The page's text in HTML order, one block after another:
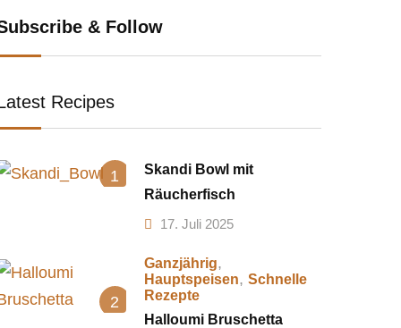
& Follow
Recipes
1
Skandi Bowl mit
Räucherfisch
17. Juli 2025
2
Ganzjährig,
Hauptspeisen, Schnelle
Rezepte
Halloumi Bruschetta